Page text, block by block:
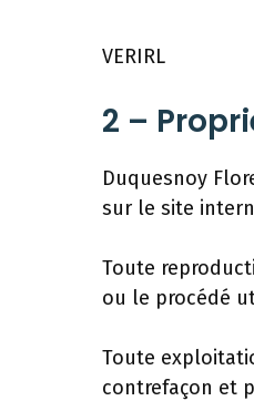
VERIRL
2 –
Duquesnoy
sur le site
Toute
ou le procédé
Toute
contrefaçon et